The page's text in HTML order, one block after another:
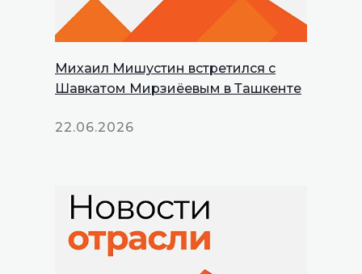
Михаил Мишустин встретился с
Шавкатом Мирзиёевым в Ташкенте
22.06.2026